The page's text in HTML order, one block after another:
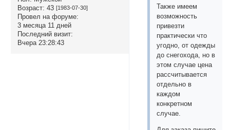
Возраст: 43 [1983-07-30]
Провел на форуме:
3 месяца 11 дней
Последний визит:
Вчера 23:28:43
Также имеем
возможность
привезти
практически что
угодно, от одежды
до снегохода, но в
этом случае цена
рассчитывается
отдельно в
каждом
конкретном
случае.